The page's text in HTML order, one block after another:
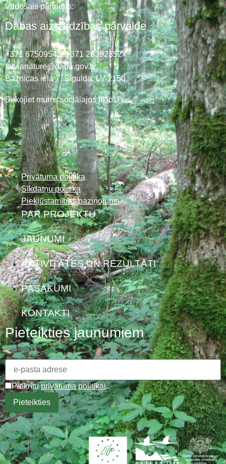
Vadošais partneris:
Dabas aizsardzības pārvalde
+371 67509545,+371 26392352
latvianature@daba.gov.lv
Baznīcas iela 7, Sigulda, LV-2150
Sekojiet mums sociālajos tīklos!
Privātuma politika
Sīkdatņu politika
Piekļūstamības paziņojums
PAR PROJEKTU
JAUNUMI
AKTIVITĀTES UN REZULTĀTI
PASĀKUMI
KONTAKTI
Pieteikties jaunumiem
Piekrītuprivātuma politikai.